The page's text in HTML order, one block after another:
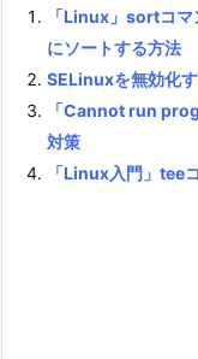
「Linux」sortコ
にソートする方法
SELinuxを無効化
「Cannot run
対策
「Linux入門」tee